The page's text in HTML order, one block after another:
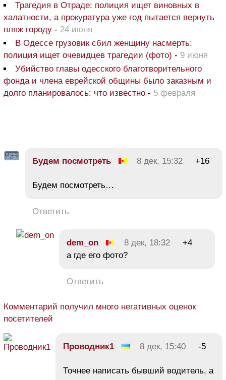
Трагедия в Отраде: полиция ищет виновных в
халатности, а прокуратура уже год пытается вернуть
пляж городу - 24 июня
В Одессе грузовик сбил женщину насмерть:
полиция ищет очевидцев трагедии (фото) - 9 июня
Убийство главы одесского благотворительного
фонда и члена еврейской общины было заказным и
долго планировалось: что известно - 5 февраля
Будем посмотреть 8 дек, 15:32 +16
Будем посмотреть…
Ответить
dem_on 8 дек, 18:32
+4
а где его фото?
Ответить
Комментарий получил много негативных оценок
посетителей
Проводник1 8 дек, 15:40 -5
Точнее написать бывший водитель, а